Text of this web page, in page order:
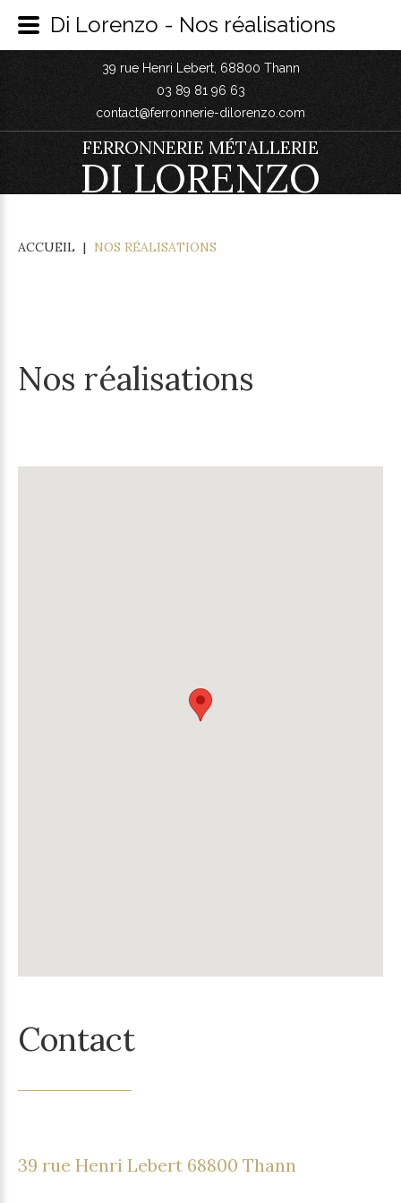
39 rue Henri Lebert, 68800 Thann
03 89 81 96 63
contact@ferronnerie-dilorenzo.com
FERRONNERIE MÉTALLERIE
DI LORENZO
ACCUEIL | NOS RÉALISATIONS
Nos réalisations
Contact
39 rue Henri Lebert 68800 Thann
Di Lorenzo - Nos réalisations